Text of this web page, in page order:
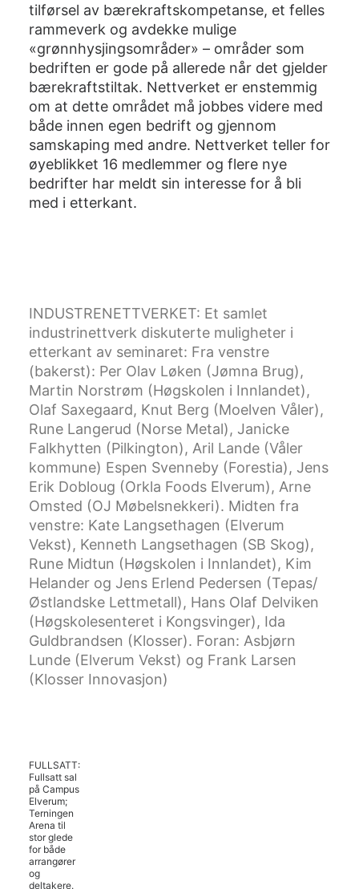
tilførsel av bærekraftskompetanse, et felles
rammeverk og avdekke mulige
«grønnhysjingsområder» – områder som
bedriften er gode på allerede når det gjelder
bærekraftstiltak. Nettverket er enstemmig
om at dette området må jobbes videre med
både innen egen bedrift og gjennom
samskaping med andre. Nettverket teller for
øyeblikket 16 medlemmer og flere nye
bedrifter har meldt sin interesse for å bli
med i etterkant.
INDUSTRENETTVERKET: Et samlet
industrinettverk diskuterte muligheter i
etterkant av seminaret: Fra venstre
(bakerst): Per Olav Løken (Jømna Brug),
Martin Norstrøm (Høgskolen i Innlandet),
Olaf Saxegaard, Knut Berg (Moelven Våler),
Rune Langerud (Norse Metal), Janicke
Falkhytten (Pilkington), Aril Lande (Våler
kommune) Espen Svenneby (Forestia), Jens
Erik Dobloug (Orkla Foods Elverum), Arne
Omsted (OJ Møbelsnekkeri). Midten fra
venstre: Kate Langsethagen (Elverum
Vekst), Kenneth Langsethagen (SB Skog),
Rune Midtun (Høgskolen i Innlandet), Kim
Helander og Jens Erlend Pedersen (Tepas/
Østlandske Lettmetall), Hans Olaf Delviken
(Høgskolesenteret i Kongsvinger), Ida
Guldbrandsen (Klosser). Foran: Asbjørn
Lunde (Elverum Vekst) og Frank Larsen
(Klosser Innovasjon)
FULLSATT:
Fullsatt sal
på Campus
Elverum;
Terningen
Arena til
stor glede
for både
arrangører
og
deltakere.